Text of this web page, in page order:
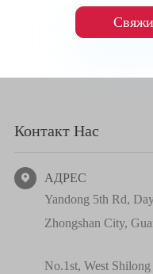
Контакт Нас

АДРЕС
Yandong 5th Rd,
Zhongshan City,
No.1st, West